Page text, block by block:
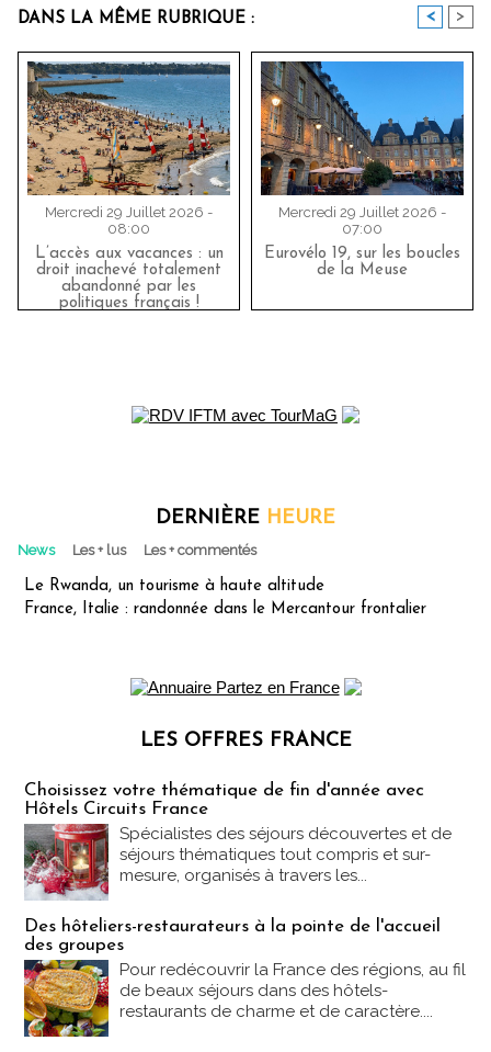
DANS LA MÊME RUBRIQUE : < >
Mercredi 29 Juillet 2026 -
08:00
L’accès aux vacances : un
droit inachevé totalement
abandonné par les
politiques français !
Mercredi 29 Juillet 2026 -
07:00
Eurovélo 19, sur les boucles
de la Meuse
DERNIÈRE HEURE
News Les + lus Les + commentés
Le Rwanda, un tourisme à haute altitude
France, Italie : randonnée dans le Mercantour frontalier
LES OFFRES FRANCE
Choisissez votre thématique de fin d'année avec
Hôtels Circuits France
Spécialistes des séjours découvertes et de
séjours thématiques tout compris et sur-
mesure, organisés à travers les...
Des hôteliers-restaurateurs à la pointe de l'accueil
des groupes
Pour redécouvrir la France des régions, au fil
de beaux séjours dans des hôtels-
restaurants de charme et de caractère....